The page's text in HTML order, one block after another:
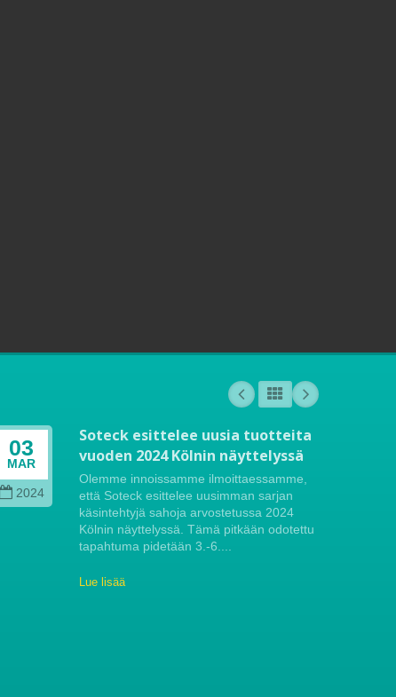
03
MAR
2024
Soteck esittelee uusia tuotteita
vuoden 2024 Kölnin näyttelyssä
Olemme innoissamme ilmoittaessamme,
että Soteck esittelee uusimman sarjan
käsintehtyjä sahoja arvostetussa 2024
Kölnin näyttelyssä. Tämä pitkään odotettu
tapahtuma pidetään 3.-6....
Lue lisää